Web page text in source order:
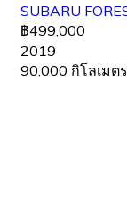
SUBARU
฿499,000
2019
90,000 กิโลเมตร